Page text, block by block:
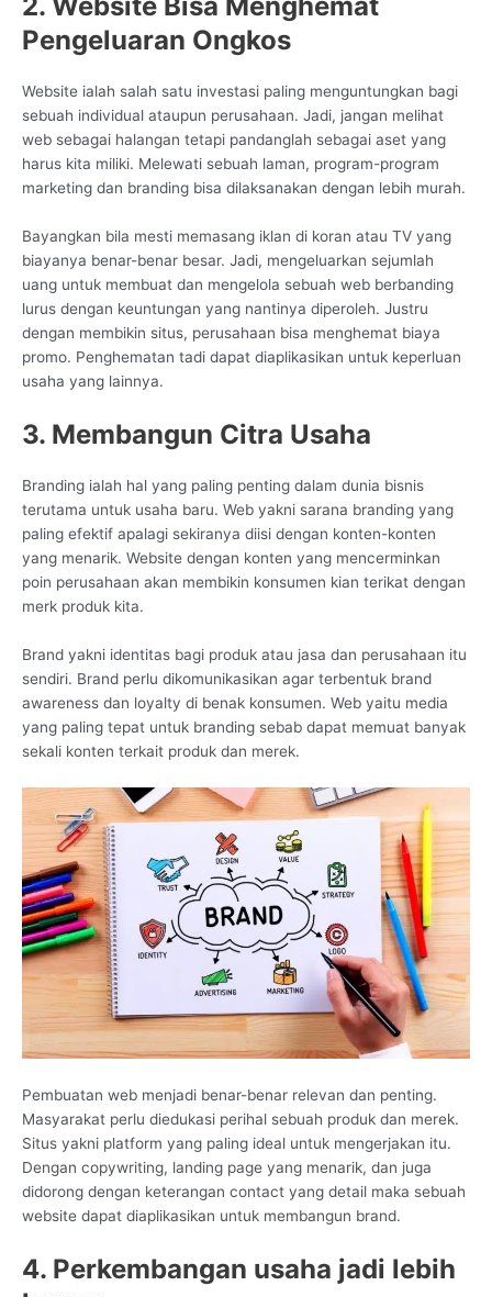
Pengeluaran Ongkos
Website ialah salah satu investasi paling menguntungkan bagi
sebuah individual ataupun perusahaan. Jadi, jangan melihat
web sebagai halangan tetapi pandanglah sebagai aset yang
harus kita miliki. Melewati sebuah laman, program-program
marketing dan branding bisa dilaksanakan dengan lebih murah.
Bayangkan bila mesti memasang iklan di koran atau TV yang
biayanya benar-benar besar. Jadi, mengeluarkan sejumlah
uang untuk membuat dan mengelola sebuah web berbanding
lurus dengan keuntungan yang nantinya diperoleh. Justru
dengan membikin situs, perusahaan bisa menghemat biaya
promo. Penghematan tadi dapat diaplikasikan untuk keperluan
usaha yang lainnya.
3. Membangun Citra Usaha
Branding ialah hal yang paling penting dalam dunia bisnis
terutama untuk usaha baru. Web yakni sarana branding yang
paling efektif apalagi sekiranya diisi dengan konten-konten
yang menarik. Website dengan konten yang mencerminkan
poin perusahaan akan membikin konsumen kian terikat dengan
merk produk kita.
Brand yakni identitas bagi produk atau jasa dan perusahaan itu
sendiri. Brand perlu dikomunikasikan agar terbentuk brand
awareness dan loyalty di benak konsumen. Web yaitu media
yang paling tepat untuk branding sebab dapat memuat banyak
sekali konten terkait produk dan merek.
Pembuatan web menjadi benar-benar relevan dan penting.
Masyarakat perlu diedukasi perihal sebuah produk dan merek.
Situs yakni platform yang paling ideal untuk mengerjakan itu.
Dengan copywriting, landing page yang menarik, dan juga
didorong dengan keterangan contact yang detail maka sebuah
website dapat diaplikasikan untuk membangun brand.
4. Perkembangan usaha jadi lebih